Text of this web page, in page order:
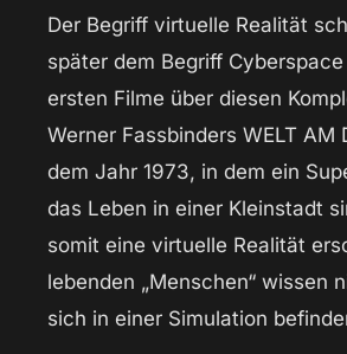
Der Begriff virtuelle Realität
später dem Begriff
ersten Filme über diesen
Werner Fassbinders WELT AM
dem Jahr 1973, in dem ein
das Leben in einer Kleinstadt
somit eine virtuelle Realität
lebenden „Menschen“ wissen
sich in einer Simulation